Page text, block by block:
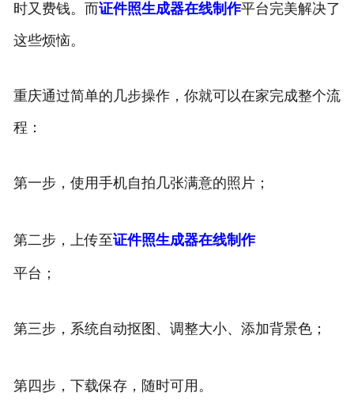
时又费钱。而证件照生成器在线制作平台完美解决了
这些烦恼。
重庆通过简单的几步操作，你就可以在家完成整个流
程：
第一步，使用手机自拍几张满意的照片；
第二步，上传至证件照生成器在线制作
平台；
第三步，系统自动抠图、调整大小、添加背景色；
第四步，下载保存，随时可用。